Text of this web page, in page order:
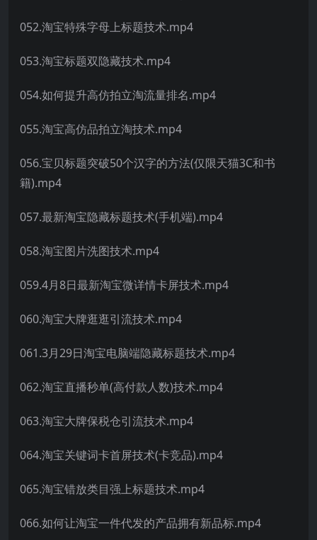
052.淘宝特殊字母上标题技术.mp4
053.淘宝标题双隐藏技术.mp4
054.如何提升高仿拍立淘流量排名.mp4
055.淘宝高仿品拍立淘技术.mp4
056.宝贝标题突破50个汉字的方法(仅限天猫3C和书
籍).mp4
057.最新淘宝隐藏标题技术(手机端).mp4
058.淘宝图片洗图技术.mp4
059.4月8日最新淘宝微详情卡屏技术.mp4
060.淘宝大牌逛逛引流技术.mp4
061.3月29日淘宝电脑端隐藏标题技术.mp4
062.淘宝直播秒单(高付款人数)技术.mp4
063.淘宝大牌保税仓引流技术.mp4
064.淘宝关键词卡首屏技术(卡竞品).mp4
065.淘宝错放类目强上标题技术.mp4
066.如何让淘宝一件代发的产品拥有新品标.mp4